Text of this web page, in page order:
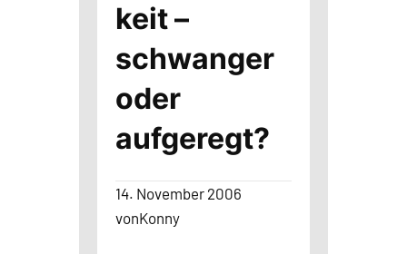
keit –
schwanger
oder
aufgeregt?
14. November 2006
vonKonny